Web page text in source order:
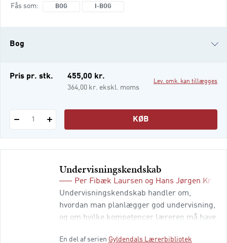
læreruddannelsens pædagogiske moduler
og derudover af 11 tv
Fås som BOG I-BOG
Bog
i-bog
Pris pr. stk. 455,00 kr.
364,00 kr. ekskl. moms
Lev. omk. kan tillægges
1 KØB
Undervisningskendskab
Per Fibæk Laursen og Hans Jørgen
Undervisningskendskab handler om,
hvordan man planlægger god undervisning,
og om hvilke kompetencer læreren må have
En del af serien Gyldendals Lærerbibliotek